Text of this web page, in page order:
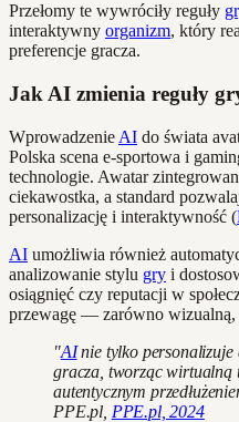
Przełomy te wywróciły reguły
interaktywny organizm, który
preferencje gracza.
Jak AI zmienia reguły
Wprowadzenie AI do świata
Polska scena e-sportowa i
technologie. Awatar
ciekawostka, a standard
personalizację i interaktywność (
AI umożliwia również
analizowanie stylu gry i
osiągnięć czy reputacji w
przewagę — zarówno wizualną,
"AInie tylko personalizuje
gracza, tworząc wirtualną
autentycznym
PPE.pl, PPE.pl, 2024